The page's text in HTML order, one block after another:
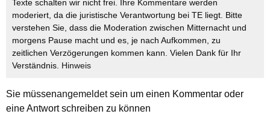
Texte schalten wir nicht frei. Ihre Kommentare werden
moderiert, da die juristische Verantwortung bei TE liegt. Bitte
verstehen Sie, dass die Moderation zwischen Mitternacht und
morgens Pause macht und es, je nach Aufkommen, zu
zeitlichen Verzögerungen kommen kann. Vielen Dank für Ihr
Verständnis. Hinweis
Sie müssenangemeldetsein um einen Kommentar oder
eine Antwort schreiben zu können